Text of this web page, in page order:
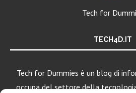
Tech for
TECH4D.IT
Tech for Dummies è un blog di
occupa del settore della